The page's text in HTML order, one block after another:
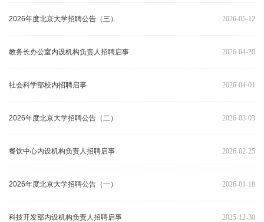
2026-05-12
2026年度北京大学招聘公告（三）
2026-04-20
教务长办公室内设机构负责人招聘启事
2026-04-01
社会科学部校内招聘启事
2026-03-03
2026年度北京大学招聘公告（二）
2026-02-25
餐饮中心内设机构负责人招聘启事
2026-01-18
2026年度北京大学招聘公告（一）
2025-12-30
科技开发部内设机构负责人招聘启事